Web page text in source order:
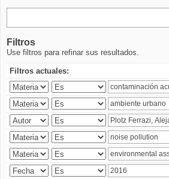
Filtros
Use filtros para refinar sus resultados.
Filtros actuales: